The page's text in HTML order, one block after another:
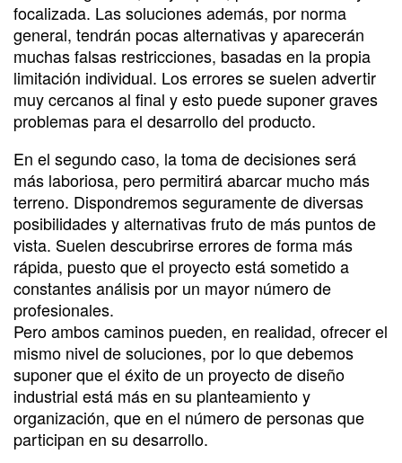
focalizada. Las soluciones además, por norma
general, tendrán pocas alternativas y aparecerán
muchas falsas restricciones, basadas en la propia
limitación individual. Los errores se suelen advertir
muy cercanos al final y esto puede suponer graves
problemas para el desarrollo del producto.
En el segundo caso, la toma de decisiones será
más laboriosa, pero permitirá abarcar mucho más
terreno. Dispondremos seguramente de diversas
posibilidades y alternativas fruto de más puntos de
vista. Suelen descubrirse errores de forma más
rápida, puesto que el proyecto está sometido a
constantes análisis por un mayor número de
profesionales.
Pero ambos caminos pueden, en realidad, ofrecer el
mismo nivel de soluciones, por lo que debemos
suponer que el éxito de un proyecto de diseño
industrial está más en su planteamiento y
organización, que en el número de personas que
participan en su desarrollo.